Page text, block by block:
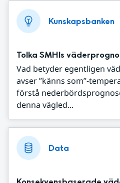
Kunskapsbanken
Tolka SMHIs
Vad betyder egentligen
avser ”känns som”-
förstå
denna vägled...
Data